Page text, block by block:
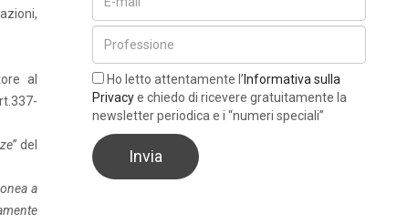
al
” del
a
Ho letto attentamente l’ Informativa sulla
Privacye chiedo di ricevere gratuitamente la
newsletter periodica e i “numeri speciali”